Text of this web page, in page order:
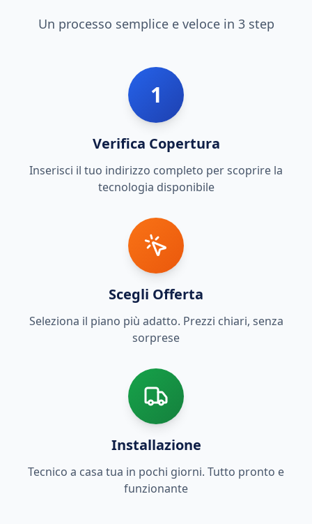
Un processo semplice e veloce in 3 step
1
Verifica Copertura
Inserisci il tuo indirizzo completo per scoprire la
tecnologia disponibile
Scegli Offerta
Seleziona il piano più adatto. Prezzi chiari, senza
sorprese
Installazione
Tecnico a casa tua in pochi giorni. Tutto pronto e
funzionante